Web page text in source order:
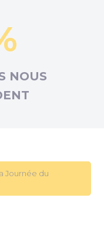
NOUS
Journée du